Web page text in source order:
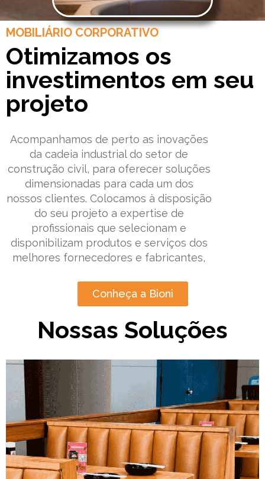
MOBILIÁRIO CORPORATIVO
Otimizamos os
investimentos em seu
projeto
Acompanhamos de perto as inovações
da cadeia industrial do setor de
construção civil, para oferecer soluções
dimensionadas para cada um dos
nossos clientes. Colocamos à disposição
do seu projeto a expertise de
profissionais que selecionam e
disponibilizam produtos e serviços dos
melhores fornecedores e fabricantes,
Conheça a Bioni
Nossas Soluções